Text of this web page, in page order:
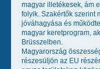
magyar illetékesek, ám
folyik. Szakértők szerint
jóváhagyása és
magyar keretprogram,
Brüsszelben.
Magyarország
részesüljön az EU